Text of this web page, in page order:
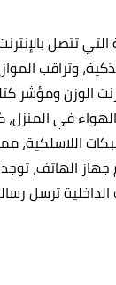
التي تتصل
وتراقب
الوزن ومؤشر
في
اللاسلكية،
جهاز الهاتف،
الداخلية ترسل